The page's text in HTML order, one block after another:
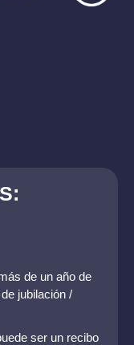
de un año de
jubilación /
ser un recibo